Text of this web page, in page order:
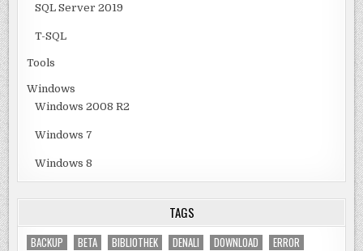
SQL Server 2019
T-SQL
Tools
Windows
Windows 2008 R2
Windows 7
Windows 8
TAGS
BACKUP BETA BIBLIOTHEK DENALI DOWNLOAD
ERROR